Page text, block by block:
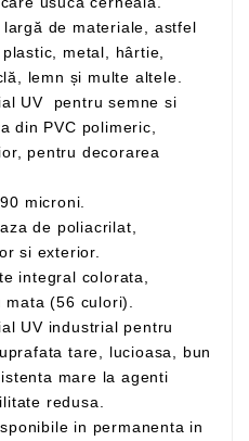
carton, plăci ceramice, sticlă, lemn și multe altele.
pentru decorarea
microni.
de poliacrilat,
si exterior.
colorata,
(56 culori).
redusa.